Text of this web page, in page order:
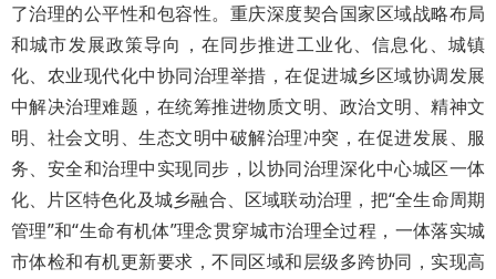
了治理的公平性和包容性。重庆深度契合国家区域战略布局
和城市发展政策导向，在同步推进工业化、信息化、城镇
化、农业现代化中协同治理举措，在促进城乡区域协调发展
中解决治理难题，在统筹推进物质文明、政治文明、精神文
明、社会文明、生态文明中破解治理冲突，在促进发展、服
务、安全和治理中实现同步，以协同治理深化中心城区一体
化、片区特色化及城乡融合、区域联动治理，把“全生命周期
管理”和“生命有机体”理念贯穿城市治理全过程，一体落实城
市体检和有机更新要求，不同区域和层级多跨协同，实现高